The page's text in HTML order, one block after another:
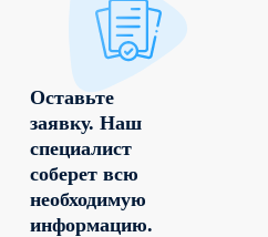
Оставьте
заявку. Наш
специалист
соберет всю
необходимую
информацию.